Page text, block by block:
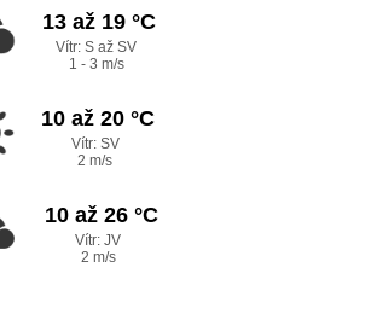
13 až 19 °C
Vítr: S až SV
1 - 3 m/s
10 až 20 °C
Vítr: SV
2 m/s
10 až 26 °C
Vítr: JV
2 m/s